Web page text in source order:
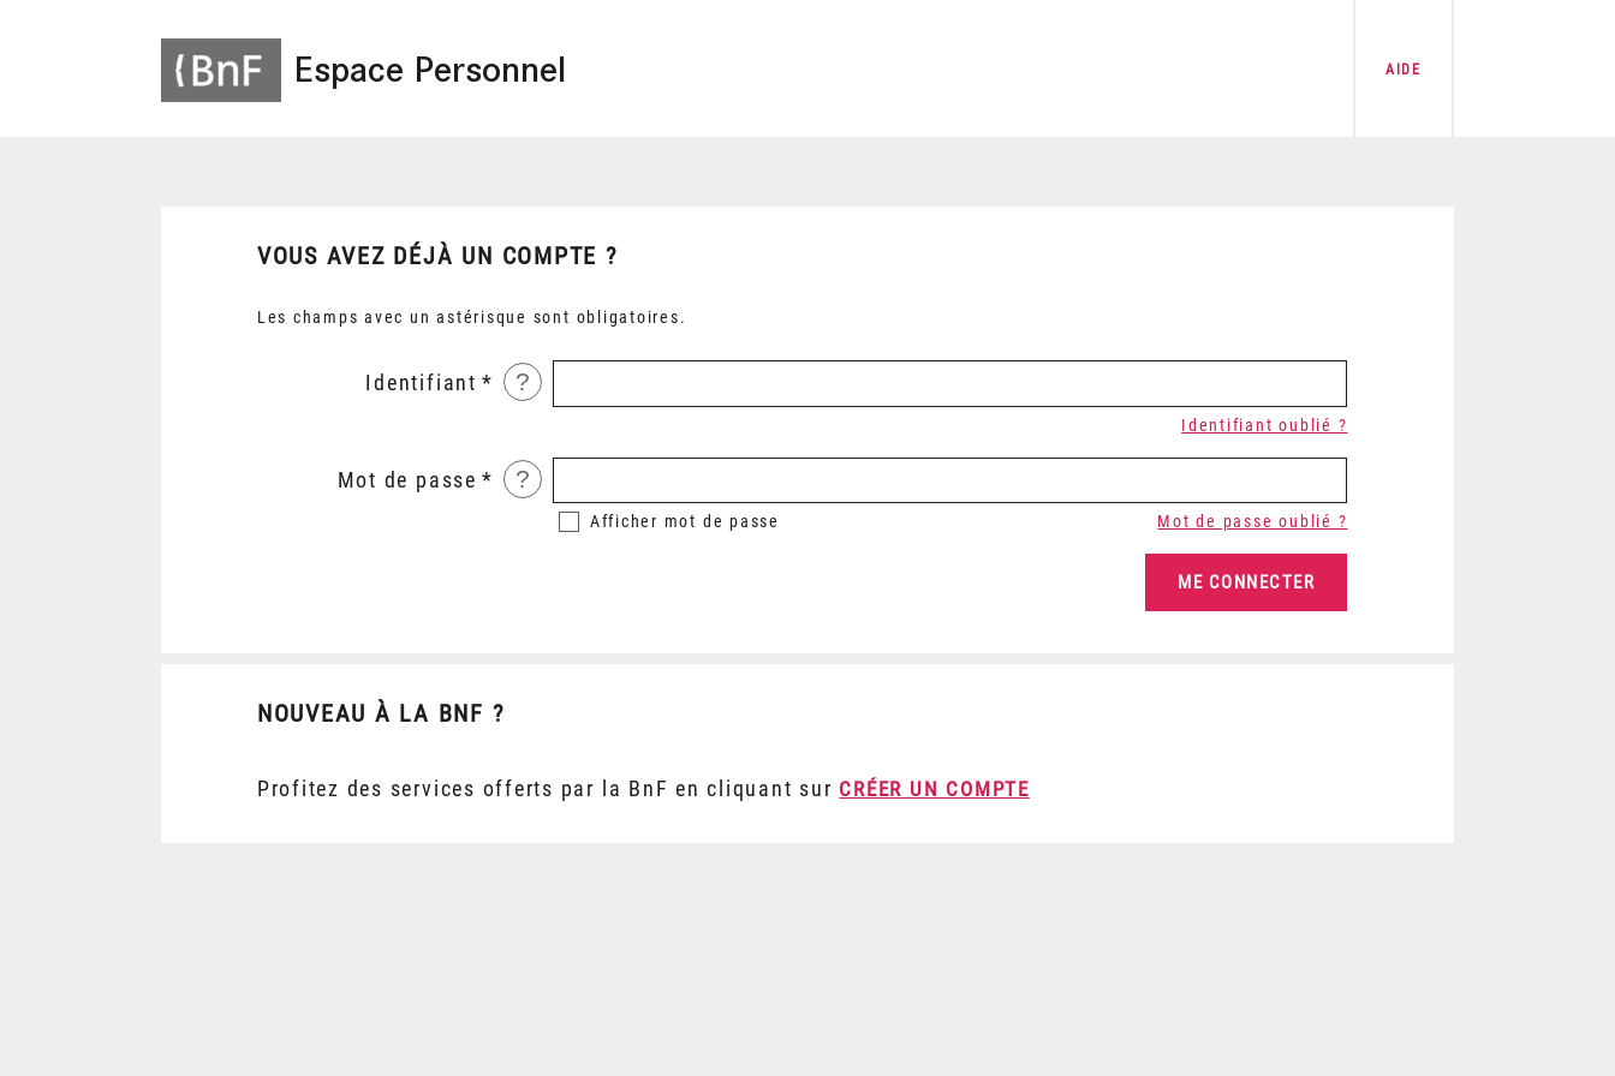
Espace Personnel AIDE
VOUS AVEZ DÉJÀ UN COMPTE ?
Les champs avec un astérisque sont obligatoires.
Identifiant ?
Identifiant oublié ?
Mot de passe ?
Afficher mot de passe Mot de passe oublié ?
NOUVEAU À LA BNF ?
Profitez des services offerts par la BnF en cliquant sur CRÉER UN COMPTE